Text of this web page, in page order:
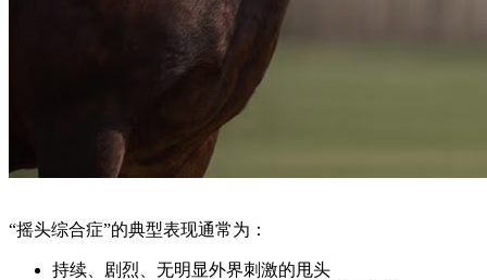
“摇头综合症”的典型表现通常为：
持续、剧烈、无明显外界刺激的甩头